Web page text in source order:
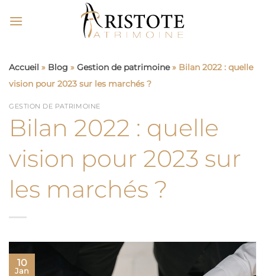
au
Accueil » Blog » Gestion de patrimoine» Bilan 2022 : quelle
vision pour 2023 sur les marchés ?
GESTION DE PATRIMOINE
Bilan 2022 : quelle
vision pour 2023 sur
les marchés ?
10
Jan